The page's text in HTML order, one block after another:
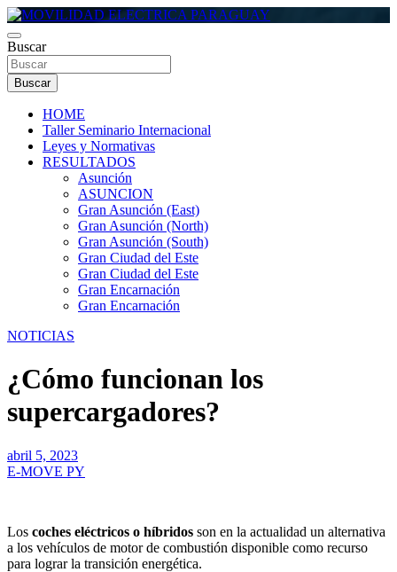
Saltar
al
contenido
MOVILIDAD ELECTRICA PARAGUAY
Buscar
Buscar
HOME
Taller Seminario Internacional
Leyes y Normativas
RESULTADOS
Asunción
ASUNCION
Gran Asunción (East)
Gran Asunción (North)
Gran Asunción (South)
Gran Ciudad del Este
Gran Ciudad del Este
Gran Encarnación
Gran Encarnación
NOTICIAS
¿Cómo funcionan los
supercargadores?
abril 5, 2023
E-MOVE PY
Los coches eléctricos o híbridos son en la actualidad un alternativa
a los vehículos de motor de combustión disponible como recurso
para lograr la transición energética.